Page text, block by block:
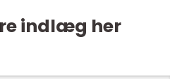
indlæg her